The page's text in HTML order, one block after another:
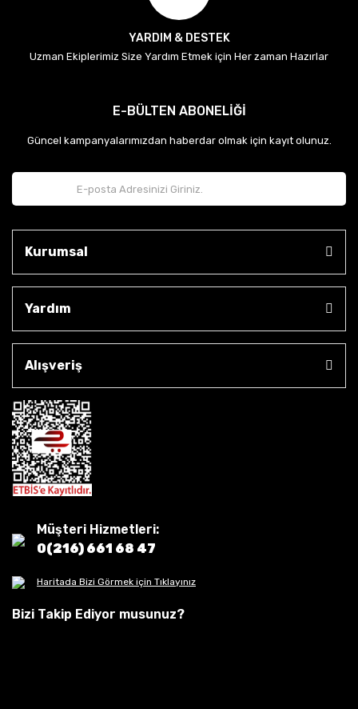
YARDIM & DESTEK
Uzman Ekiplerimiz Size Yardım Etmek için Her zaman Hazırlar
E-BÜLTEN ABONELİĞİ
Güncel kampanyalarımızdan haberdar olmak için kayıt olunuz.
Kurumsal
Yardım
Alışveriş
Müşteri Hizmetleri:
0(216) 661 68 47
Haritada Bizi Görmek için Tıklayınız
Bizi Takip Ediyor musunuz?